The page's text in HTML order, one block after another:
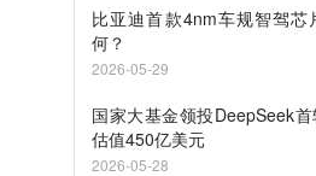
比亚迪首款4nm车规智驾芯
何？
2026-05-29
国家大基金领投DeepSeek
估值450亿美元
2026-05-28